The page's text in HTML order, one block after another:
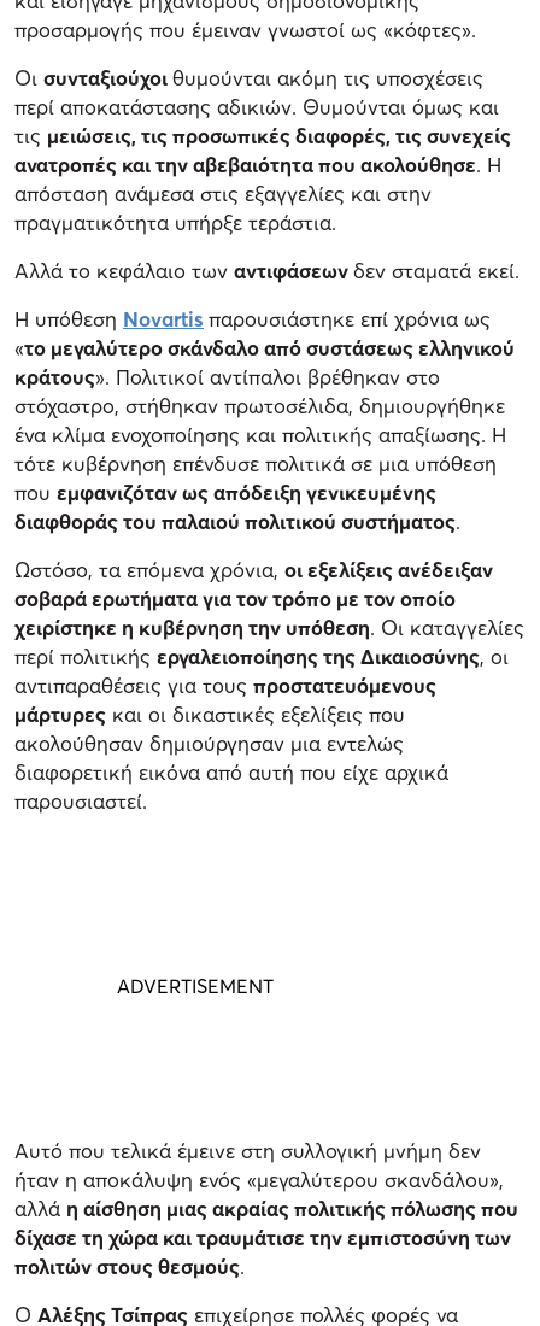
προσαρμογής που έμειναν γνωστοί ως «κόφτες».
Οι συνταξιούχοιθυμούνται ακόμη τις υποσχέσεις
περί αποκατάστασης αδικιών. Θυμούνται όμως και
τις μειώσεις, τις προσωπικές διαφορές, τις συνεχείς
ανατροπές και την αβεβαιότητα που ακολούθησε. Η
απόσταση ανάμεσα στις εξαγγελίες και στην
πραγματικότητα υπήρξε τεράστια.
Αλλά το κεφάλαιο των αντιφάσεωνδεν σταματά εκεί.
Η υπόθεση Novartis παρουσιάστηκε επί χρόνια ως
«το μεγαλύτερο σκάνδαλο από συστάσεως ελληνικού
κράτους». Πολιτικοί αντίπαλοι βρέθηκαν στο
στόχαστρο, στήθηκαν πρωτοσέλιδα, δημιουργήθηκε
ένα κλίμα ενοχοποίησης και πολιτικής απαξίωσης. Η
τότε κυβέρνηση επένδυσε πολιτικά σε μια υπόθεση
που εμφανιζόταν ως απόδειξη γενικευμένης
διαφθοράς του παλαιού πολιτικού συστήματος.
Ωστόσο, τα επόμενα χρόνια, οι εξελίξεις ανέδειξαν
σοβαρά ερωτήματα για τον τρόπο με τον οποίο
χειρίστηκε η κυβέρνηση την υπόθεση. Οι καταγγελίες
περί πολιτικής εργαλειοποίησης της Δικαιοσύνης, οι
αντιπαραθέσεις για τους προστατευόμενους
μάρτυρες και οι δικαστικές εξελίξεις που
ακολούθησαν δημιούργησαν μια εντελώς
διαφορετική εικόνα από αυτή που είχε αρχικά
παρουσιαστεί.
Αυτό που τελικά έμεινε στη συλλογική μνήμη δεν
ήταν η αποκάλυψη ενός «μεγαλύτερου σκανδάλου»,
αλλά η αίσθηση μιας ακραίας πολιτικής πόλωσης που
δίχασε τη χώρα και τραυμάτισε την εμπιστοσύνη των
πολιτών στους θεσμούς.
Ο Αλέξης Τσίπρας επιχείρησε πολλές φορές να